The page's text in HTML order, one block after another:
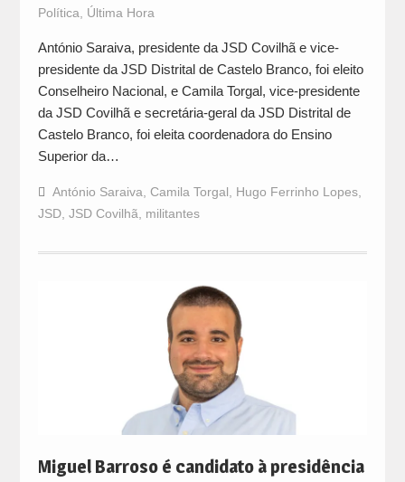
Política Última Hora
António Saraiva, presidente da JSD Covilhã e vice-
presidente da JSD Distrital de Castelo Branco, foi eleito
Conselheiro Nacional, e Camila Torgal, vice-presidente
da JSD Covilhã e secretária-geral da JSD Distrital de
Castelo Branco, foi eleita coordenadora do Ensino
Superior da…
António Saraiva Camila Torgal Hugo Ferrinho Lopes,
JSD, JSD Covilhã militantes
Miguel Barroso é candidato à presidência